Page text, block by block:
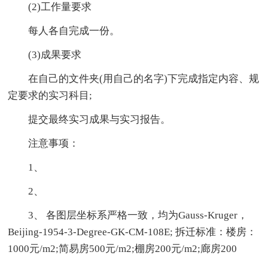
(2)工作量要求
每人各自完成一份。
(3)成果要求
在自己的文件夹(用自己的名字)下完成指定内容、规
定要求的实习科目;
提交最终实习成果与实习报告。
注意事项：
1、
2、
3、 各图层坐标系严格一致，均为Gauss-Kruger，
Beijing-1954-3-Degree-GK-CM-108E; 拆迁标准：楼房：
1000元/m2;简易房500元/m2;棚房200元/m2;廊房200